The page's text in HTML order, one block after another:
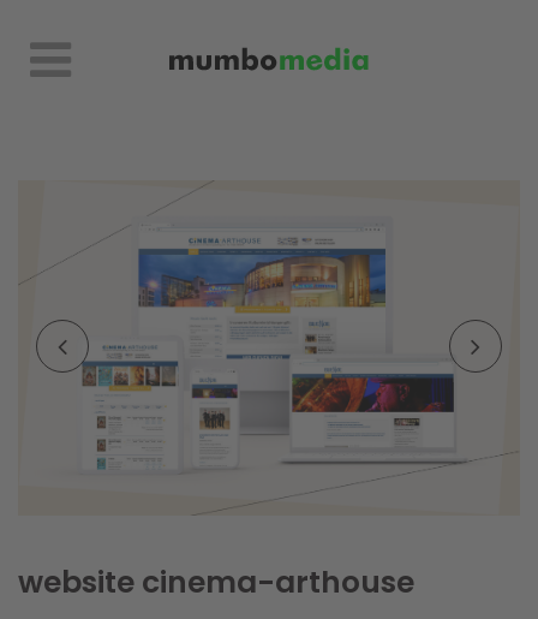
website cinema-arthouse